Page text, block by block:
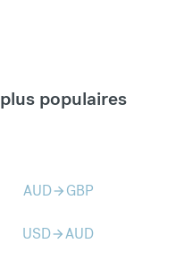
populaires
AUDarrow_forward GBP
USDarrow_forwardAUD